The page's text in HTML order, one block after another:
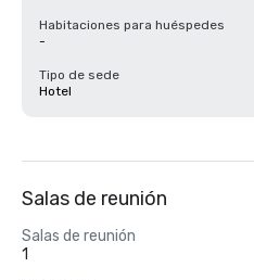
Habitaciones para huéspedes
-
Tipo de sede
Hotel
Salas de reunión
Salas de reunión
1